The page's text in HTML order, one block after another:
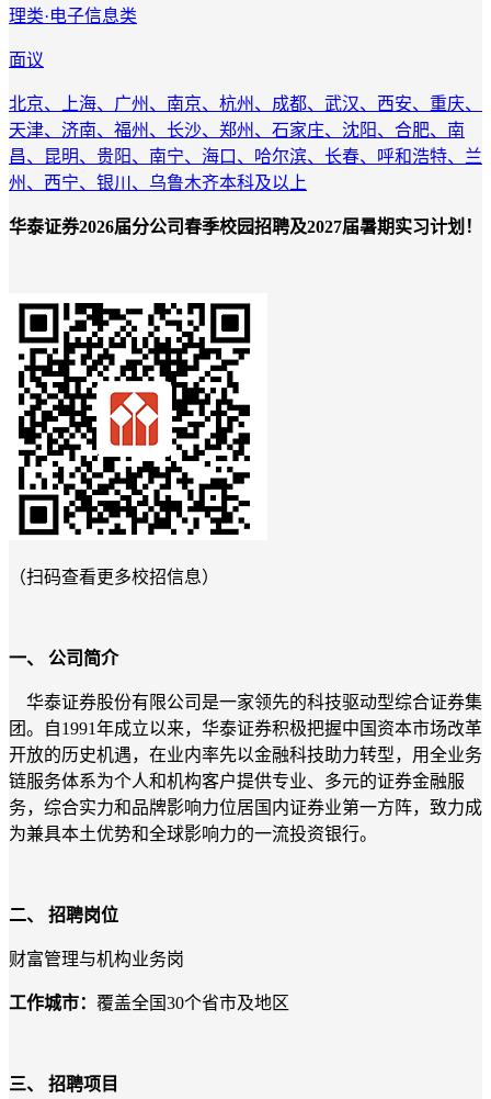
理类·电子信息类
面议
北京、上海、广州、南京、杭州、成都、武汉、西安、重庆、
天津、济南、福州、长沙、郑州、石家庄、沈阳、合肥、南
昌、昆明、贵阳、南宁、海口、哈尔滨、长春、呼和浩特、兰
州、西宁、银川、乌鲁木齐本科及以上
华泰证券2026届分公司春季校园招聘及2027届暑期实习计划！
（扫码查看更多校招信息）
一、 公司简介
华泰证券股份有限公司是一家领先的科技驱动型综合证券集
团。自1991年成立以来，华泰证券积极把握中国资本市场改革
开放的历史机遇，在业内率先以金融科技助力转型，用全业务
链服务体系为个人和机构客户提供专业、多元的证券金融服
务，综合实力和品牌影响力位居国内证券业第一方阵，致力成
为兼具本土优势和全球影响力的一流投资银行。
二、 招聘岗位
财富管理与机构业务岗
工作城市： 覆盖全国30个省市及地区
三、 招聘项目